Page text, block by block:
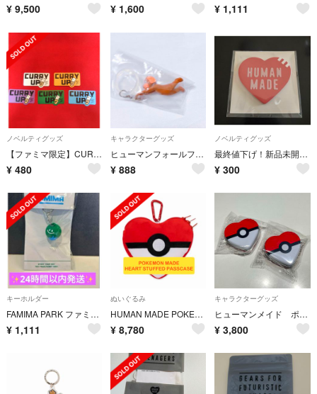
¥ 9,500 ¥ 1,600 ¥ 1,111
ノベルティグッズ
【ファミマ限定】CURRY UP カリーアップ ステッカー 5色セット NIGO
¥ 480
キャラクターグッズ
ヒューマンフォールフラット 10周年フィギュアマーカー ガチャ バディ
¥ 888
ノベルティグッズ
最終値下げ！新品未開封！HUMAN MADE ノベルティ付箋 非売品
¥ 300
キーホルダー
FAMIMA PARK ファミマ NIGO 麻布台限定 立体ラバーキーホルダー 太陽と星
¥ 1,111
ぬいぐるみ
HUMAN MADE POKEMON HEART PASSCASE
¥ 8,780
キャラクターグッズ
ヒューマンメイド ポケモン コラボ 缶ケース 小物入れ
¥ 3,800